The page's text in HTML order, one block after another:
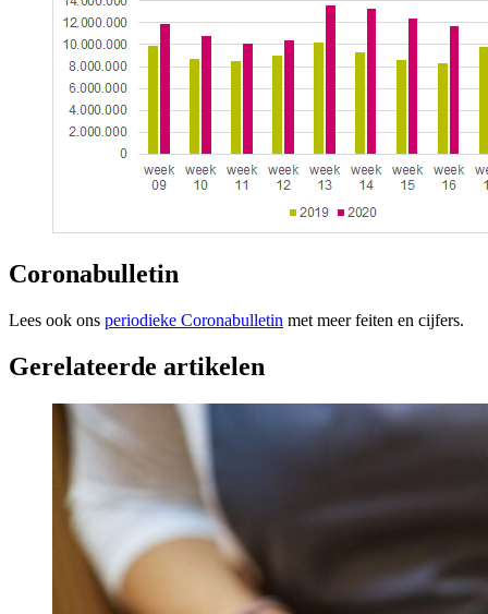
Coronabulletin
Lees ook ons periodieke Coronabulletin met meer feiten en cijfers.
Gerelateerde artikelen